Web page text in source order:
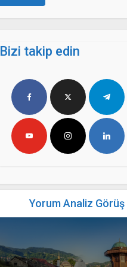
Bizi takip edin
Yorum Analiz Görüş